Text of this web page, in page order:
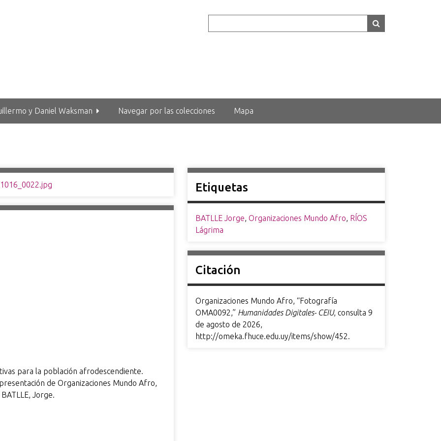
y Daniel Waksman Navegar por las colecciones Mapa
para la población afrodescendiente.
de Organizaciones Mundo Afro,
Jorge.
Etiquetas
BATLLE Jorge,Organizaciones Mundo Afro, RÍOS
Lágrima
Citación
Organizaciones Mundo Afro, “Fotografía
OMA0092,” Humanidades Digitales- CEIU, consulta 9
de agosto de 2026,
http://omeka.fhuce.edu.uy/items/show/452.